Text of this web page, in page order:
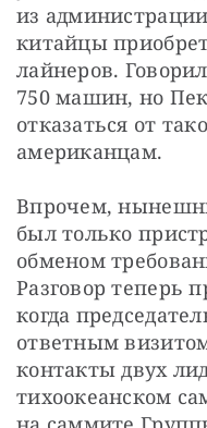
из
китайцы
лайнеров.
750 машин, но
отказаться от
американцам.
Впрочем,
был только
обменом
Разговор теперь
когда
ответным
контакты двух
тихоокеанском